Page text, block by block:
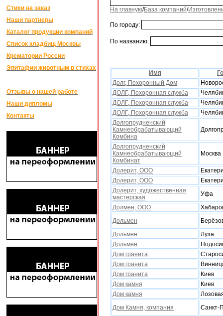
Стихи на заказ
Наши партнеры
Каталог продукции компаний
Список кладбищ Москвы
Крематории России
Эпитафии животным в стихах
Отзывы о нашей работе
Наши дипломы
Контакты
На главную/База компаний/
По городу:
По названию:
Имя
Долг, Поxоронный Дом
ДОЛГ, Похоронная служба
ДОЛГ, Похоронная служба
ДОЛГ, Похоронная служба
Долгопрудненский
Камнеобрабатывающий
Комбина
Долгопрудненский
Камнеобрабатывающий
Комбинат
Москва
Долерит, ООО
Долерит, ООО
Долерит, художественная
мастерская
Уфа
Долмен, ООО
Дольмен
Дольмен
Луза
Дольмен
Дом гранита
Дом гранита
Дом гранита
Киев
Дом камня
Киев
Дом камня
Дом Камня, компания
Санкт-